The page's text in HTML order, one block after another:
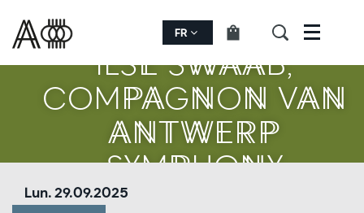
FR Menu
ILSE SWAAB,
COMPAGNON VAN
ANTWERP
SYMPHONY
Lun. 29.09.2025